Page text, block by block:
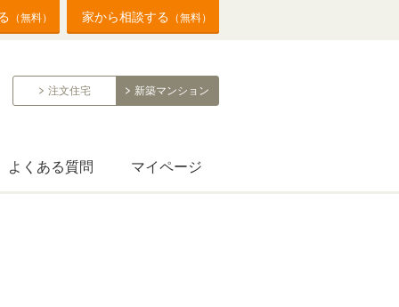
（無料） 家から相談する （無料）
注文住宅 新築マンション
よくある質問 マイページ